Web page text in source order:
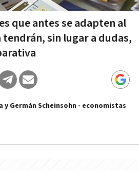
que antes se adapten al
sin lugar a dudas,
y Germán Scheinsohn - economistas